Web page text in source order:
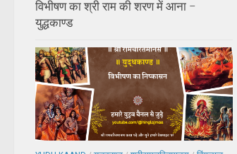
विभीषण का श्री राम की शरण में आना –
युद्धकाण्ड